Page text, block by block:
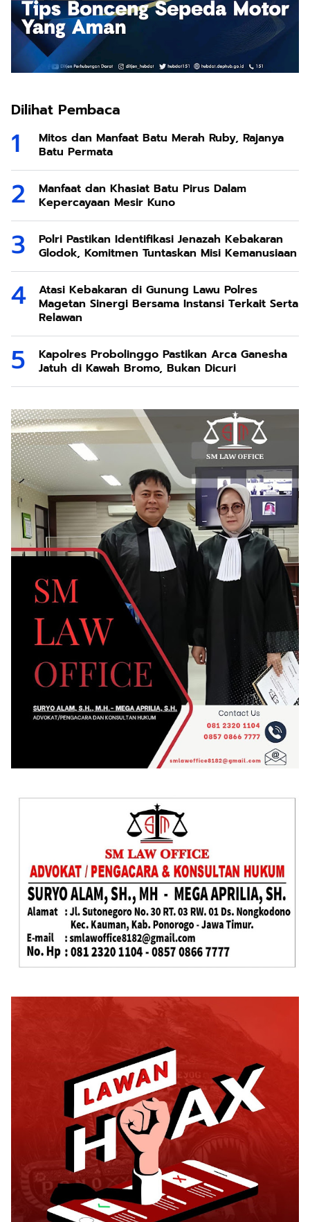
Dilihat Pembaca
Mitos dan Manfaat Batu Merah Ruby, Rajanya
Batu Permata
Manfaat dan Khasiat Batu Pirus Dalam
Kepercayaan Mesir Kuno
Polri Pastikan Identifikasi Jenazah Kebakaran
Glodok, Komitmen Tuntaskan Misi Kemanusiaan
Atasi Kebakaran di Gunung Lawu Polres
Magetan Sinergi Bersama Instansi Terkait Serta
Relawan
Kapolres Probolinggo Pastikan Arca Ganesha
Jatuh di Kawah Bromo, Bukan Dicuri